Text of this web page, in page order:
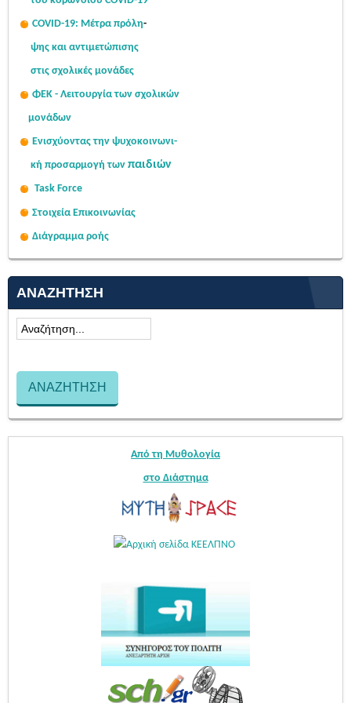
COVID-19: Μέτρα πρόλη-
ψης και αντιμετώπισης
στις σχολικές μονάδες
ΦΕΚ - Λειτουργία των σχολικών
μονάδων
Ενισχύοντας την ψυχοκοινωνι-
κή προσαρμογή των παιδιών
Task Force
Στοιχεία Επικοινωνίας
Διάγραμμα ροής
ΑΝΑΖΉΤΗΣΗ
Από τη Μυθολογία
στο Διάστημα